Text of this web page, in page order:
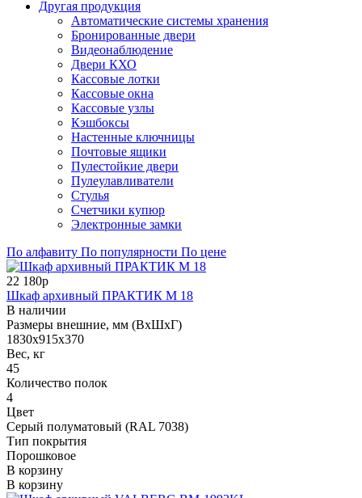
Другая продукция
Автоматические системы хранения
Бронированные двери
Видеонаблюдение
Двери КХО
Кассовые лотки
Кассовые окна
Кассовые узлы
Кэшбоксы
Настенные ключницы
Почтовые ящики
Пулестойкие двери
Пулеулавливатели
Стулья
Счетчики купюр
Электронные замки
По алфавиту По популярности По цене
22 180р
Шкаф архивный ПРАКТИК М 18
В наличии
Размеры внешние, мм (ВхШхГ)
1830x915x370
Вес, кг
45
Количество полок
4
Цвет
Серый полуматовый (RAL 7038)
Тип покрытия
Порошковое
В корзину
В корзину